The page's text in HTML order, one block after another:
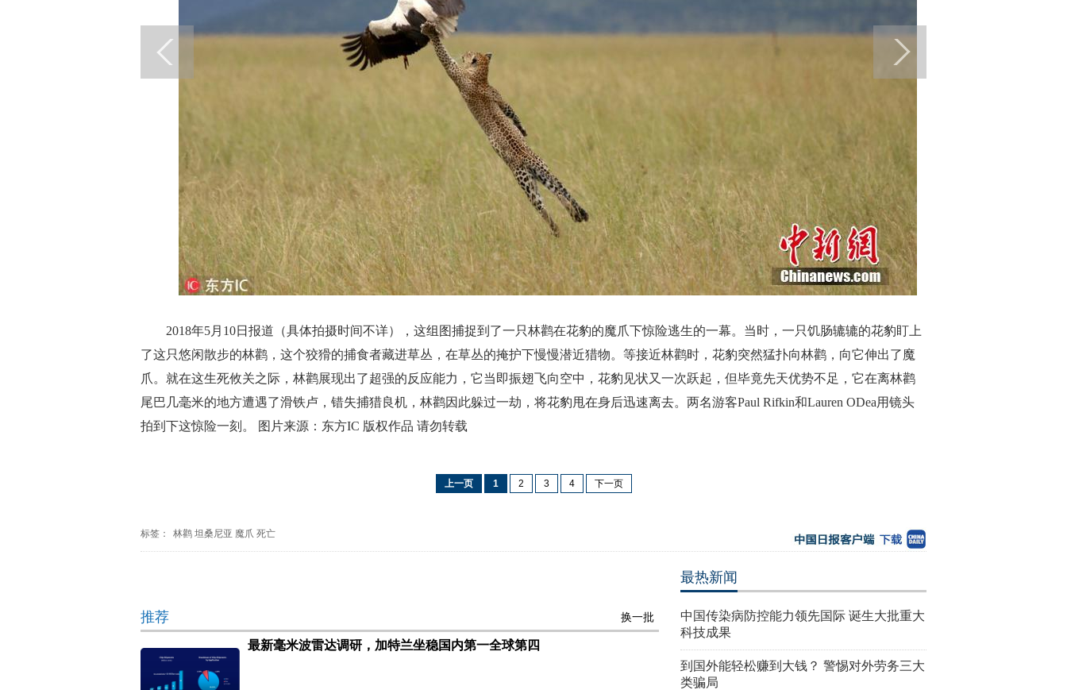
2018年5月10日报道（具体拍摄时间不详），这组图捕捉到了一只林鹳在花豹的魔爪下惊险逃生的一幕。当时，一只饥肠辘辘的花豹盯上
了这只悠闲散步的林鹳，这个狡猾的捕食者藏进草丛，在草丛的掩护下慢慢潜近猎物。等接近林鹳时，花豹突然猛扑向林鹳，向它伸出了魔
爪。就在这生死攸关之际，林鹳展现出了超强的反应能力，它当即振翅飞向空中，花豹见状又一次跃起，但毕竟先天优势不足，它在离林鹳
尾巴几毫米的地方遭遇了滑铁卢，错失捕猎良机，林鹳因此躲过一劫，将花豹甩在身后迅速离去。两名游客Paul Rifkin和Lauren ODea用镜头
拍到下这惊险一刻。 图片来源：东方IC 版权作品 请勿转载
上一页 1 2 3 4 下一页
标签： 林鹳 坦桑尼亚 魔爪 死亡
推荐 换一批
最新毫米波雷达调研，加特兰坐稳国内第一全球第四
最热新闻
中国传染病防控能力领先国际 诞生大批重大
科技成果
到国外能轻松赚到大钱？ 警惕对外劳务三大
类骗局